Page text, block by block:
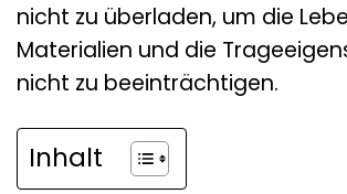
nicht zu überladen, um die
Materialien und die
nicht zu beeinträchtigen.
Inhalt